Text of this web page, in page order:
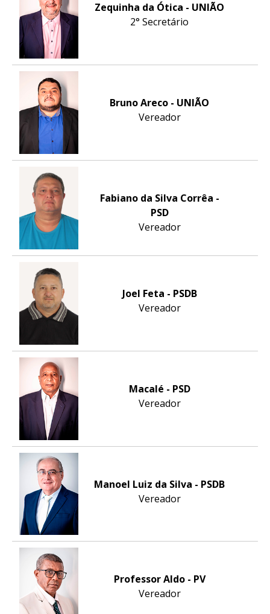
Zequinha da Ótica - UNIÃO
2° Secretário
Bruno Areco - UNIÃO
Vereador
Fabiano da Silva Corrêa -
PSD
Vereador
Joel Feta - PSDB
Vereador
Macalé - PSD
Vereador
Manoel Luiz da Silva - PSDB
Vereador
Professor Aldo - PV
Vereador